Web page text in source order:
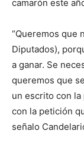
camarón este
“Queremos que
Diputados),
a ganar. Se
queremos que
un escrito con
con la petición
señalo